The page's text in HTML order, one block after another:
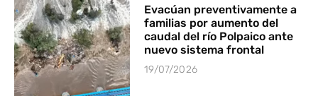
Evacúan preventivamente a
familias por aumento del
caudal del río Polpaico ante
nuevo sistema frontal
19/07/2026